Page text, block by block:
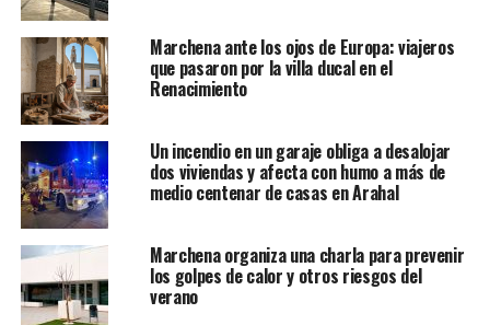
Marchena ante los ojos de Europa: viajeros
que pasaron por la villa ducal en el
Renacimiento
Un incendio en un garaje obliga a desalojar
dos viviendas y afecta con humo a más de
medio centenar de casas en Arahal
Marchena organiza una charla para prevenir
los golpes de calor y otros riesgos del
verano